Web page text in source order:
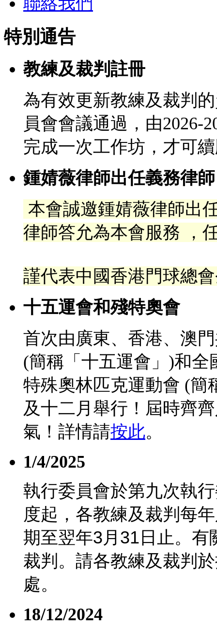
特別通告
教練及裁判註冊
為有效更新教練及裁判
員會會議通過，由2026-
完成一次工作坊，才可
鍾婧薇律師出任義務律師
本會誠邀鍾婧薇律師出
律師答允為本會服務 ，
謹代表中國香港門球總
十五運會和殘特奧會
首次由廣東、香港、澳
(簡稱「十五運會」)和
特殊奧林匹克運動會 (簡
及十二月舉行！屆時齊
氣！詳情請按此。
1/4/2025
執行委員會於第九次執
度起，各教練及裁判每
期至翌年3月 31 日止。
裁判。請各教練及裁判
處。
18/12/2024